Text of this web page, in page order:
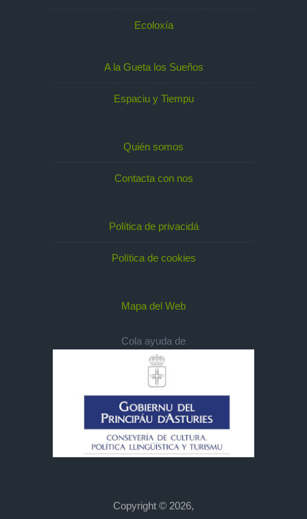
Ecoloxía
A la Gueta los Sueños
Espaciu y Tiempu
Quién somos
Contacta con nos
Política de privacidá
Política de cookies
Mapa del Web
Cola ayuda de
Copyright © 2026,